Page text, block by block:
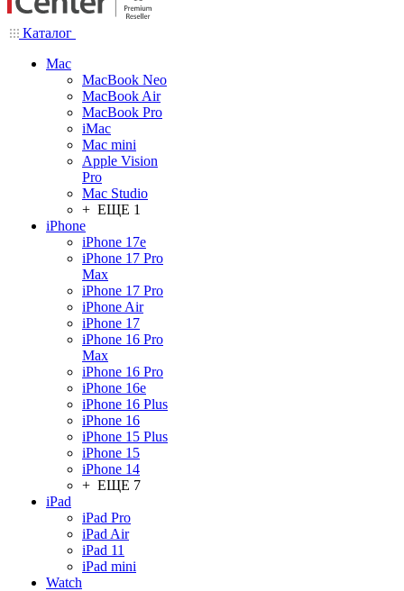
Каталог
Mac
MacBook Neo
MacBook Air
MacBook Pro
iMac
Mac mini
Apple Vision
Pro
Mac Studio
+ ЕЩЕ 1
iPhone
iPhone 17e
iPhone 17 Pro
Max
iPhone 17 Pro
iPhone Air
iPhone 17
iPhone 16 Pro
Max
iPhone 16 Pro
iPhone 16e
iPhone 16 Plus
iPhone 16
iPhone 15 Plus
iPhone 15
iPhone 14
+ ЕЩЕ 7
iPad
iPad Pro
iPad Air
iPad 11
iPad mini
Watch